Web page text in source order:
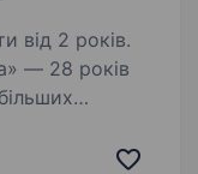
від 2 років.
— 28 років